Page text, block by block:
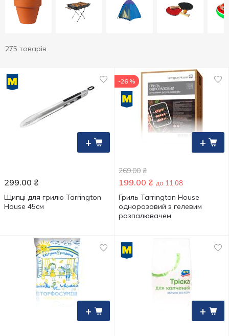
275 товарів
+
299.00 ₴
Щипці для грилю Tarrington
House 45см
+
-26 %
269.00 ₴
199.00 ₴ до 11.08
Гриль Tarrington House
одноразовий з гелевим
розпалювачем
+ +